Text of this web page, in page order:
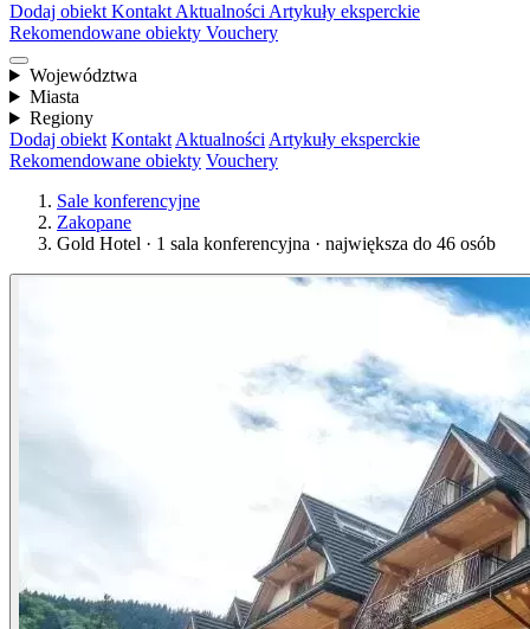
Dodaj obiekt Kontakt Aktualności Artykuły eksperckie
Rekomendowane obiekty Vouchery
Województwa
Miasta
Regiony
Dodaj obiekt Kontakt Aktualności Artykuły eksperckie
Rekomendowane obiekty Vouchery
Sale konferencyjne
Zakopane
Gold Hotel · 1 sala konferencyjna · największa do 46 osób